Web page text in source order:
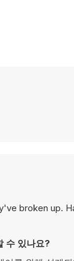
broken up.
수 있나요?